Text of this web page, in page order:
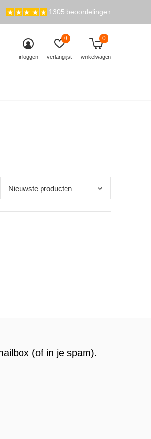
inloggen verlanglijst
0
winkelwagen
0
1305 beoordelingen
(of in je spam).